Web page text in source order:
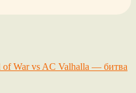
of War vs AC Valhalla — битва